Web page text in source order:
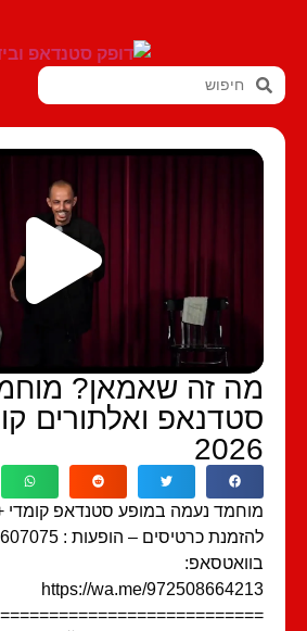
זה שאמאן? מוחמד
ואלתורים
נעמה במופע סטנדאפ קומדי + אלתורים
כרטיסים – הופעות : 035607075
https://wa.me/